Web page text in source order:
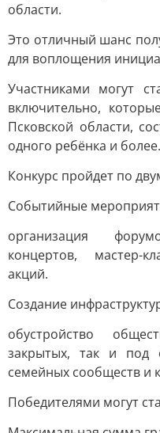
области.
Это отличный шанс
для воплощения
Участниками могут
включительно,
Псковской области,
одного ребёнка и более.
Конкурс пройдет по
Событийные
организация
концертов, мастер-
акций.
Создание
обустройство
закрытых, так и под
семейных сообществ и
Победителями могут